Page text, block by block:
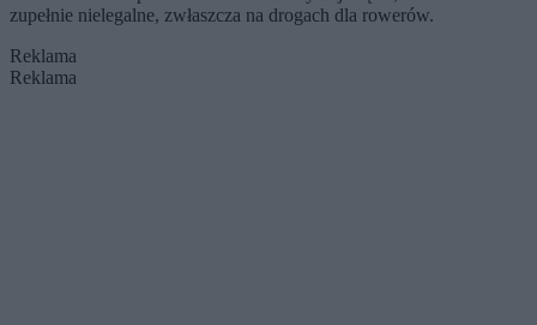
zupełnie nielegalne, zwłaszcza na drogach dla rowerów.
Reklama
Reklama